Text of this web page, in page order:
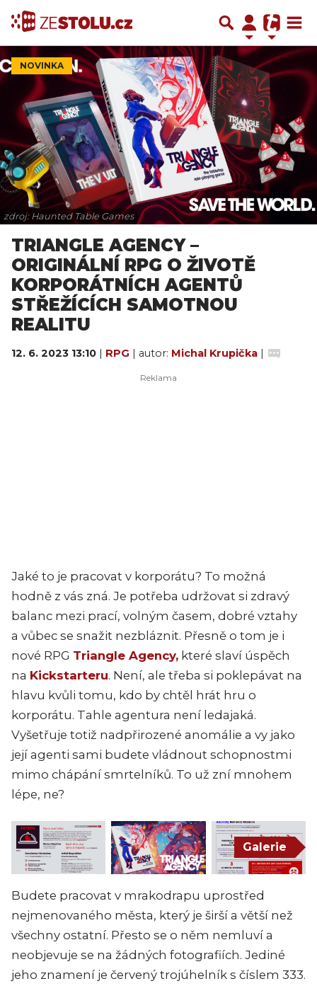
NOVINKA
zdroj: Haunted Table Games
TRIANGLE AGENCY –
ORIGINÁLNÍ RPG O ŽIVOTĚ
KORPORÁTNÍCH AGENTŮ
STŘEŽÍCÍCH SAMOTNOU
REALITU
12. 6. 2023 13:10 | RPG | autor: Michal Krupička |
Jaké to je pracovat v korporátu? To možná
hodně z vás zná. Je potřeba udržovat si zdravý
balanc mezi prací, volným časem, dobré vztahy
a vůbec se snažit nezbláznit. Přesně o tom je i
nové RPG Triangle Agency, které slaví úspěch
na Kickstarteru. Není, ale třeba si poklepávat na
hlavu kvůli tomu, kdo by chtěl hrát hru o
korporátu. Tahle agentura není ledajaká.
Vyšetřuje totiž nadpřirozené anomálie a vy jako
její agenti sami budete vládnout schopnostmi
mimo chápání smrtelníků. To už zní mnohem
lépe, ne?
Galerie
Budete pracovat v mrakodrapu uprostřed
nejmenovaného města, který je širší a větší než
všechny ostatní. Přesto se o něm nemluví a
neobjevuje se na žádných fotografiích. Jediné
jeho znamení je červený trojúhelník s číslem 333.